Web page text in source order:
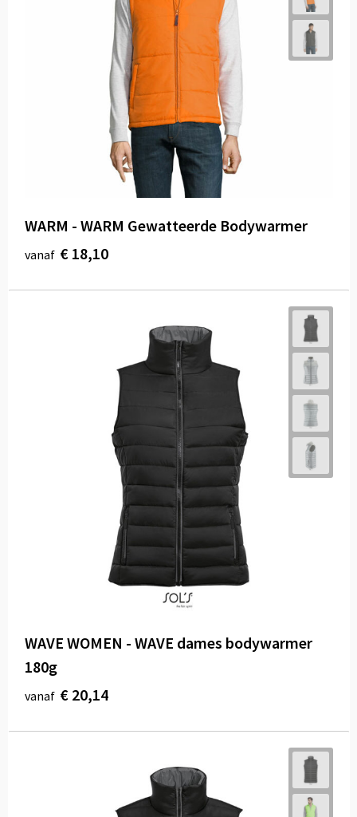
WARM - WARM Gewatteerde Bodywarmer
vanaf € 18,10
WAVE WOMEN - WAVE dames bodywarmer
180g
vanaf € 20,14